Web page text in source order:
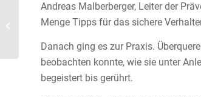
Andreas Malberberger, Leiter der
Menge Tipps für das sichere
Danach ging es zur Praxis.
beobachten konnte, wie sie unter
begeistert bis gerührt.
„Schule hat begonnen“